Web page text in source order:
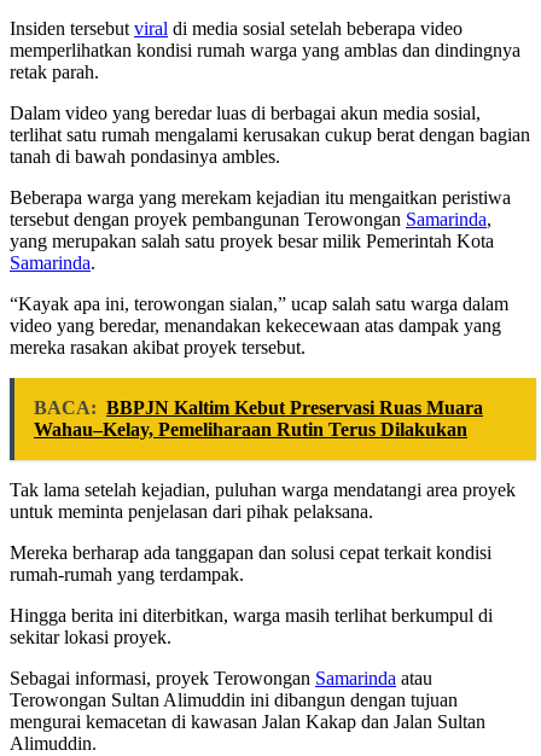
Insiden tersebut viral di media sosial setelah beberapa video
memperlihatkan kondisi rumah warga yang amblas dan dindingnya
retak parah.
Dalam video yang beredar luas di berbagai akun media sosial,
terlihat satu rumah mengalami kerusakan cukup berat dengan bagian
tanah di bawah pondasinya ambles.
Beberapa warga yang merekam kejadian itu mengaitkan peristiwa
tersebut dengan proyek pembangunan Terowongan Samarinda,
yang merupakan salah satu proyek besar milik Pemerintah Kota
Samarinda.
“Kayak apa ini, terowongan sialan,” ucap salah satu warga dalam
video yang beredar, menandakan kekecewaan atas dampak yang
mereka rasakan akibat proyek tersebut.
BACA: BBPJN Kaltim Kebut Preservasi Ruas Muara
Wahau–Kelay, Pemeliharaan Rutin Terus Dilakukan
Tak lama setelah kejadian, puluhan warga mendatangi area proyek
untuk meminta penjelasan dari pihak pelaksana.
Mereka berharap ada tanggapan dan solusi cepat terkait kondisi
rumah-rumah yang terdampak.
Hingga berita ini diterbitkan, warga masih terlihat berkumpul di
sekitar lokasi proyek.
Sebagai informasi, proyek Terowongan Samarinda atau
Terowongan Sultan Alimuddin ini dibangun dengan tujuan
mengurai kemacetan di kawasan Jalan Kakap dan Jalan Sultan
Alimuddin.